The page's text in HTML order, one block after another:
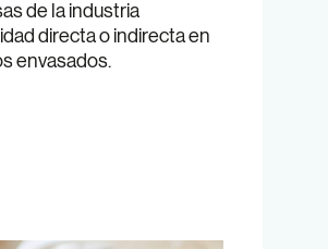
de la industria
directa o indirecta en
envasados.